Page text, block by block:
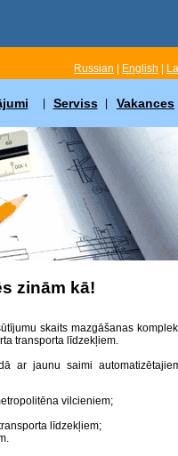
Russian English
Serviss Vakances
zinām kā!
skaits mazgāšanas
transporta līdzekļiem.
ar jaunu saimi
vilcieniem;
līdzekļiem;